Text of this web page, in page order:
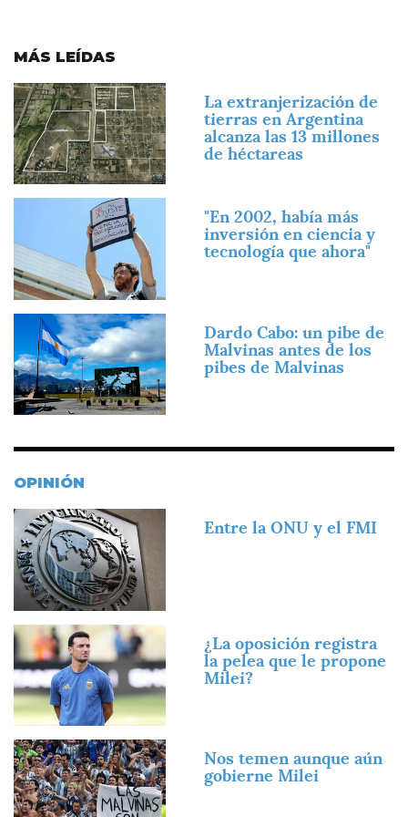
MÁS LEÍDAS
Imagen
La extranjerización de
tierras en Argentina
alcanza las 13 millones
de héctareas
"En 2002, había más
inversión en ciencia y
tecnología que ahora"
Imagen
Dardo Cabo: un pibe de
Malvinas antes de los
pibes de Malvinas
OPINIÓN
Imagen Entre la ONU y el FMI
Imagen
¿La oposición registra
la pelea que le propone
Milei?
Imagen
Nos temen aunque aún
gobierne Milei